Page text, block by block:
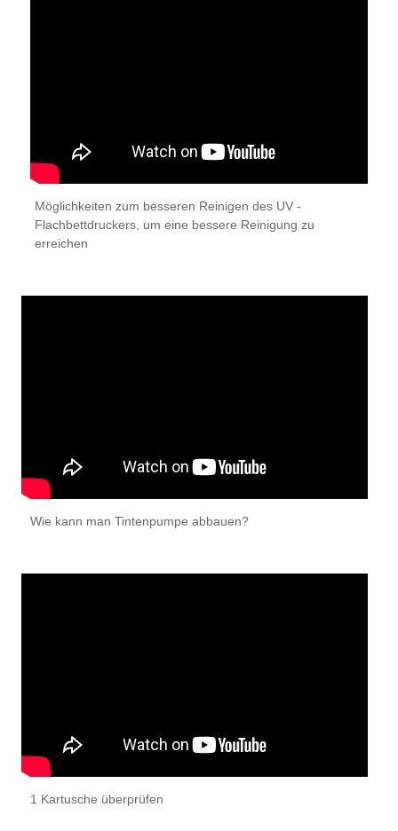
Möglichkeiten zum besseren Reinigen des UV -
Flachbettdruckers, um eine bessere Reinigung zu
erreichen
Wie kann man Tintenpumpe abbauen?
1 Kartusche überprüfen